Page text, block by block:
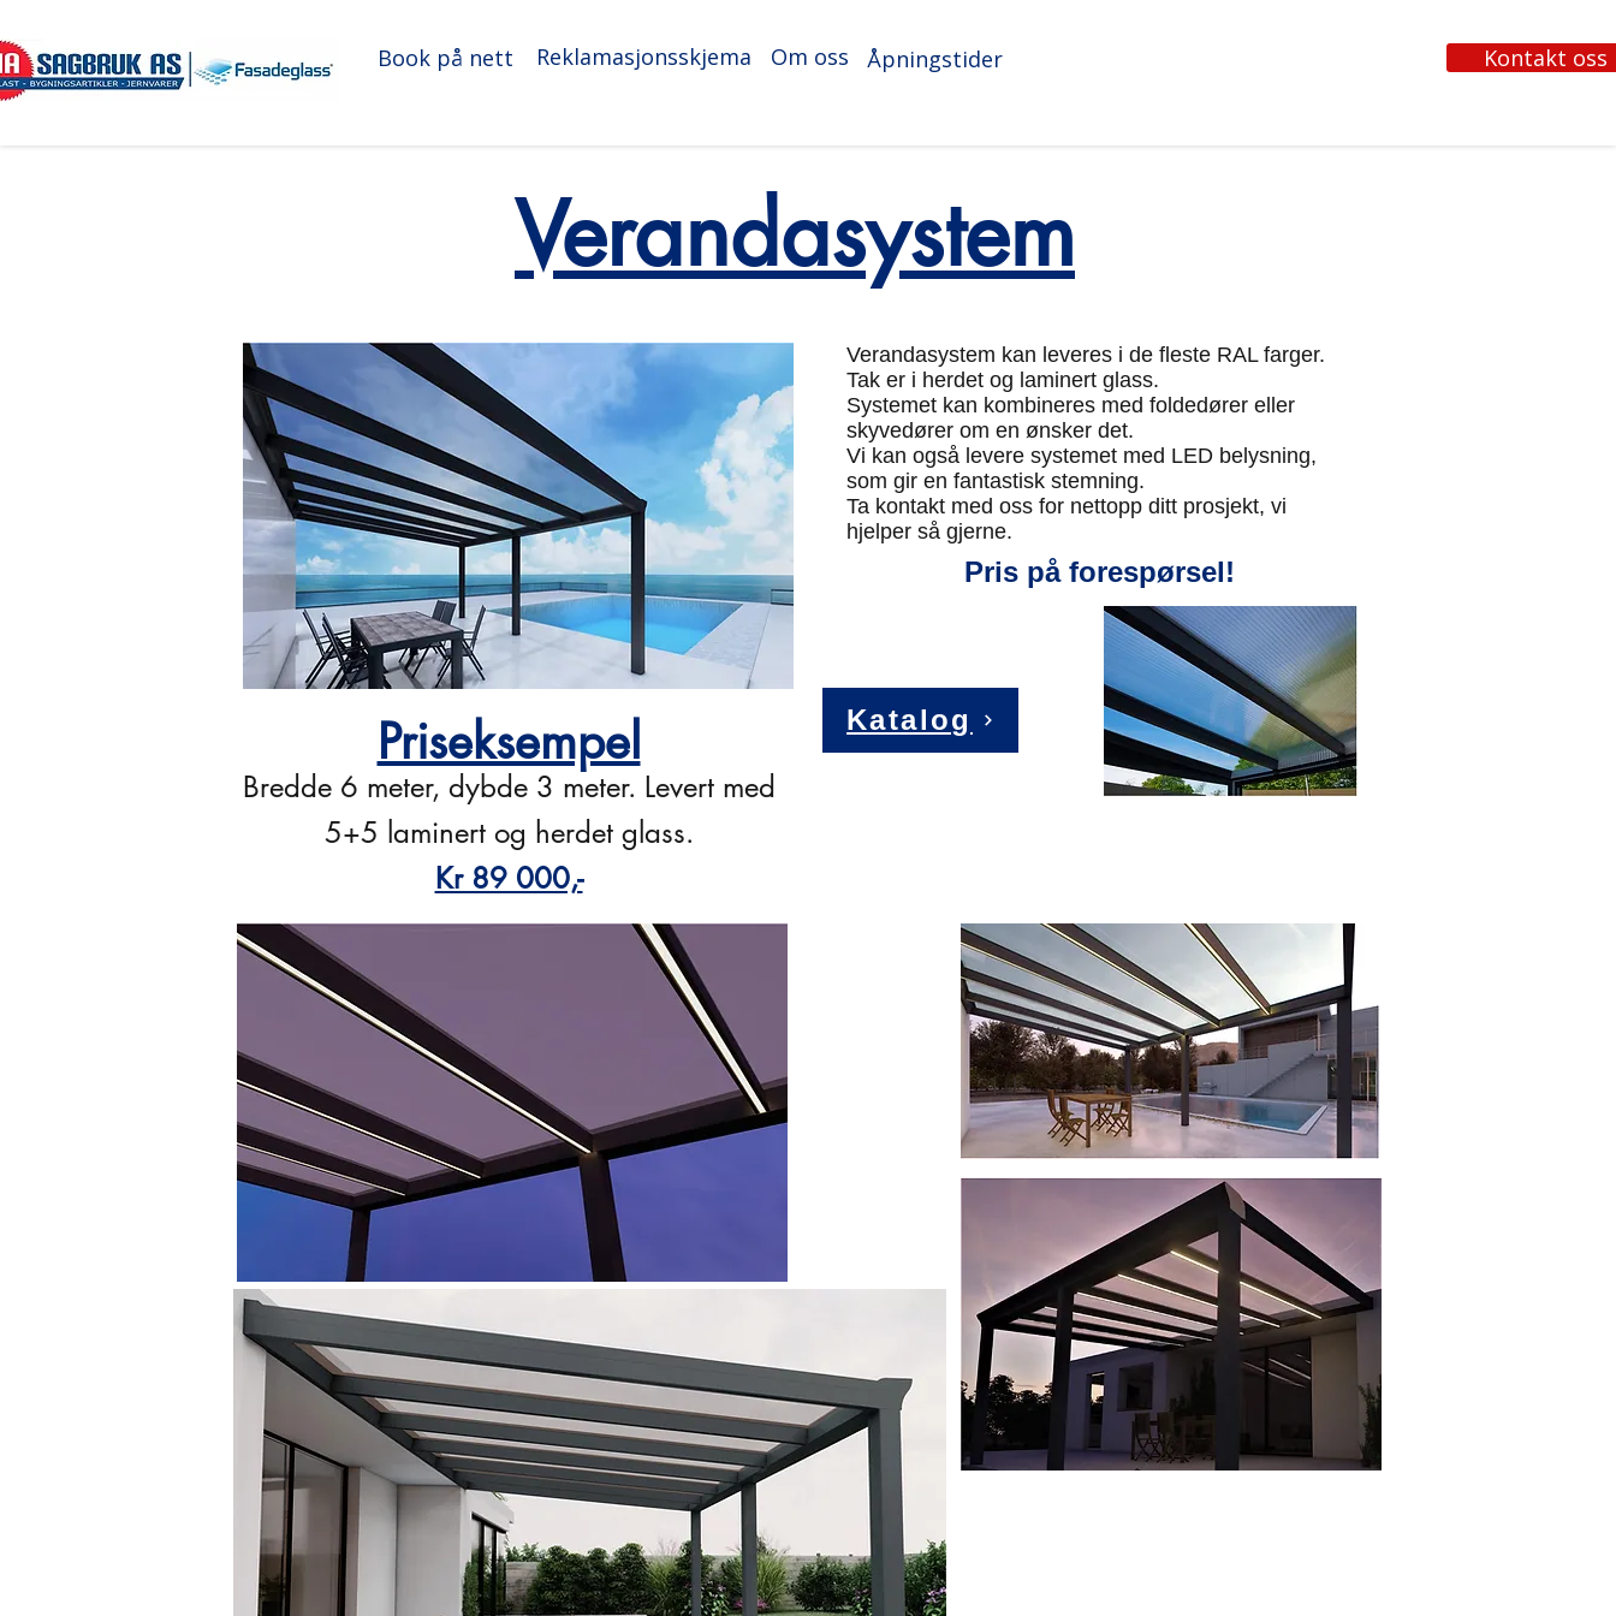
Book på nett Reklamasjonsskjema Om oss Åpningstider Kontakt oss
Verandasystem
Priseksempel
Bredde 6 meter, dybde 3 meter. Levert med
5+5 laminert og herdet glass.
Kr 89 000,-
Verandasystem kan leveres i de fleste RAL farger.
Tak er i herdet og laminert glass.
Systemet kan kombineres med foldedører eller
skyvedører om en ønsker det.
Vi kan også levere systemet med LED belysning,
som gir en fantastisk stemning.
Ta kontakt med oss for nettopp ditt prosjekt, vi
hjelper så gjerne.
Pris på forespørsel!
Katalog